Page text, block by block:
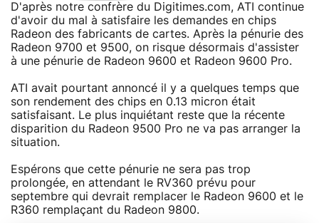
D'après notre confrère du Digitimes.com, ATI continue
d'avoir du mal à satisfaire les demandes en chips
Radeon des fabricants de cartes. Après la pénurie des
Radeon 9700 et 9500, on risque désormais d'assister
à une pénurie de Radeon 9600 et Radeon 9600 Pro.
ATI avait pourtant annoncé il y a quelques temps que
son rendement des chips en 0.13 micron était
satisfaisant. Le plus inquiétant reste que la récente
disparition du Radeon 9500 Pro ne va pas arranger la
situation.
Espérons que cette pénurie ne sera pas trop
prolongée, en attendant le RV360 prévu pour
septembre qui devrait remplacer le Radeon 9600 et le
R360 remplaçant du Radeon 9800.